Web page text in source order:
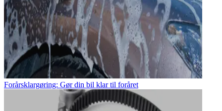
Forårsklargøring: Gør din bil klar til foråret